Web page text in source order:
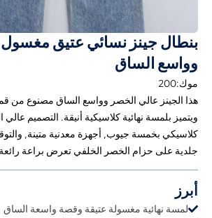
بنطال جينز نسائي عتيق
وواسع الساق
موك:200
هذا الجينز عالي الخصر وواسع الساق مصنوع من
ويتميز بلمسة نهائية كلاسيكية أنيقة. التصميم
كلاسيكي بخمسة جيوب, أجهزة معدنية متينة,
جلدية على حزام الخصر الخلفي تعرض براعة
أبرز
لمسة نهائية مغسولة عتيقة وقصة واسعة الساق